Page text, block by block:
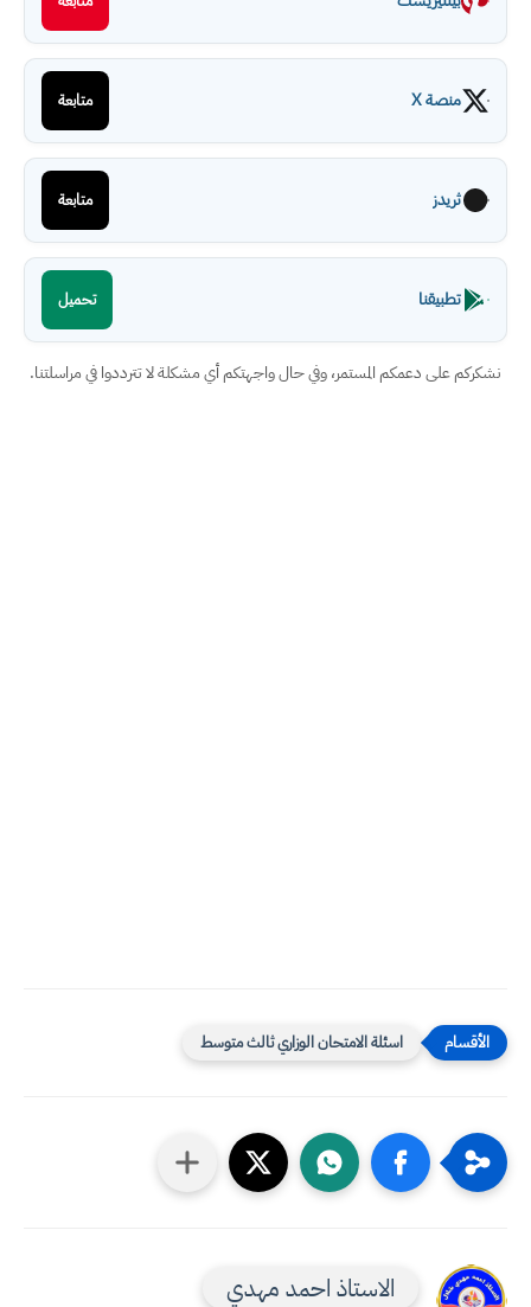
منصة X متابعة
ثريدز متابعة
تطبيقنا تحميل
نشكركم على دعمكم المستمر، وفي حال واجهتكم أي مشكلة لا تترددوا في مراسلتنا.
اسئلة الامتحان الوزاري ثالث متوسط
الاستاذ احمد مهدي